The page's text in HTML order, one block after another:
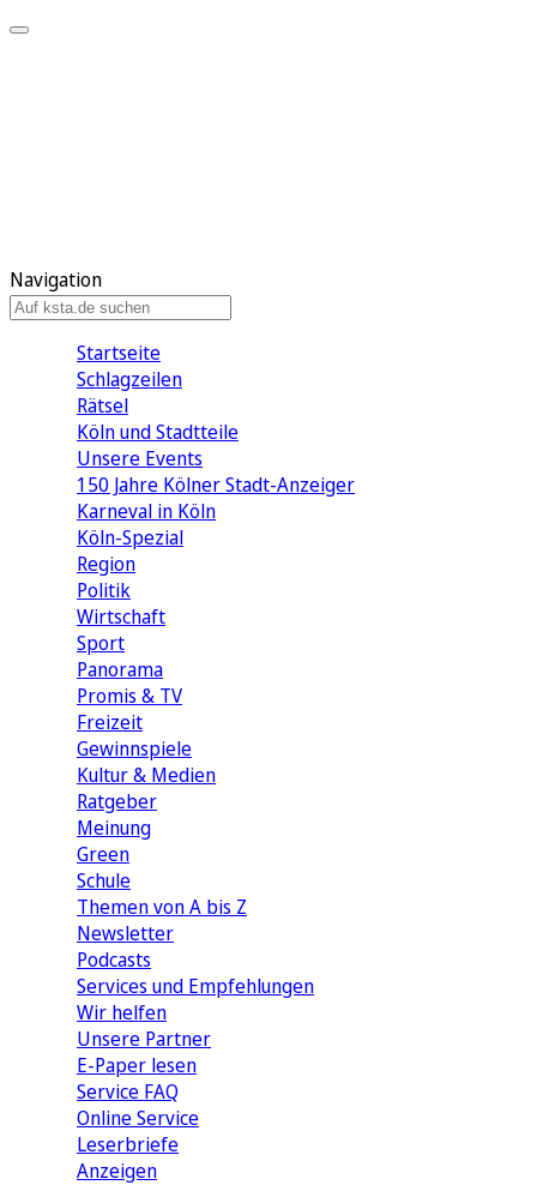
Navigation
Startseite
Schlagzeilen
Rätsel
Köln und Stadtteile
Unsere Events
150 Jahre Kölner Stadt-Anzeiger
Karneval in Köln
Köln-Spezial
Region
Politik
Wirtschaft
Sport
Panorama
Promis & TV
Freizeit
Gewinnspiele
Kultur & Medien
Ratgeber
Meinung
Green
Schule
Themen von A bis Z
Newsletter
Podcasts
Services und Empfehlungen
Wir helfen
Unsere Partner
E-Paper lesen
Service FAQ
Online Service
Leserbriefe
Anzeigen